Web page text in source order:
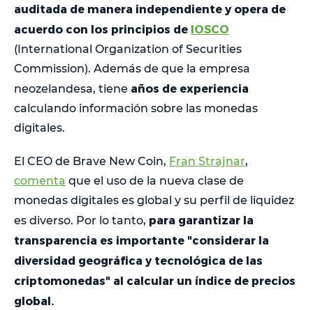
auditada de manera independiente y opera de
acuerdo con los principios de IOSCO
(International Organization of Securities
Commission). Además de que la empresa
neozelandesa, tiene años de experiencia
calculando información sobre las monedas
digitales.
El CEO de Brave New Coin, Fran Strajnar,
comenta que el uso de la nueva clase de
monedas digitales es global y su perfil de liquidez
es diverso. Por lo tanto, para garantizar la
transparencia es importante "considerar la
diversidad geográfica y tecnológica de las
criptomonedas" al calcular un índice de precios
global.